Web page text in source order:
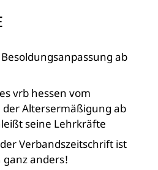
ab
vrb hessen vom
der Altersermäßigung ab
seine Lehrkräfte
Verbandszeitschrift ist
anders!